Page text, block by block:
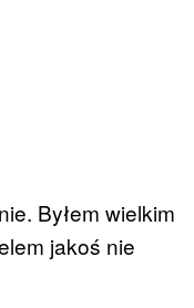
Byłem wielkim
jakoś nie